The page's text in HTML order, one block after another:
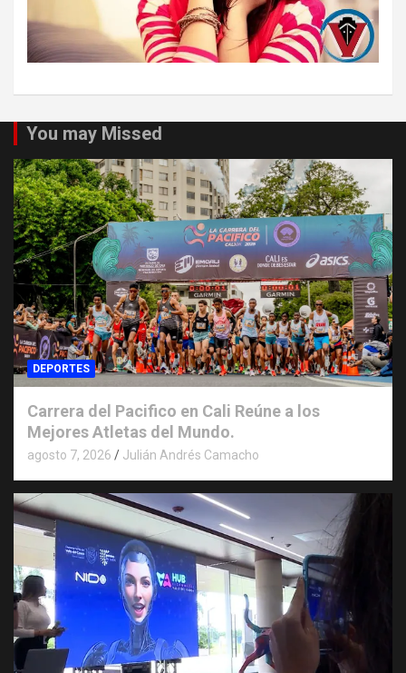
You may Missed
DEPORTES
Carrera del Pacifico en Cali Reúne a los
Mejores Atletas del Mundo.
agosto 7, 2026 Julián Andrés Camacho